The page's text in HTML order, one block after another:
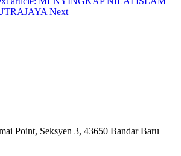
Next
Point, Seksyen 3, 43650 Bandar Baru